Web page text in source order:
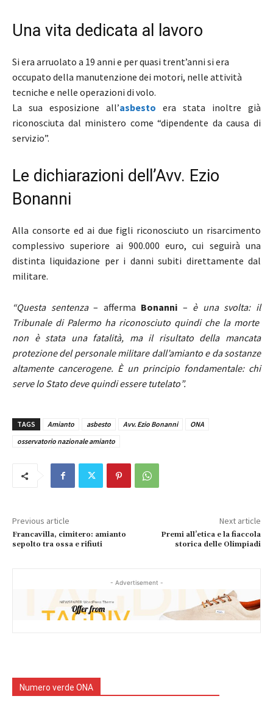
Una vita dedicata al lavoro
Si era arruolato a 19 anni e per quasi trent’anni si era
occupato della manutenzione dei motori, nelle attività
tecniche e nelle operazioni di volo.
La sua esposizione all’asbesto era stata inoltre già
riconosciuta dal ministero come “dipendente da causa di
servizio”.
Le dichiarazioni dell’Avv. Ezio
Bonanni
Alla consorte ed ai due figli riconosciuto un risarcimento
complessivo superiore ai 900.000 euro, cui seguirà una
distinta liquidazione per i danni subiti direttamente dal
militare.
“Questa sentenza– afferma Bonanni – è una svolta: il
Tribunale di Palermo ha riconosciuto quindi che la morte
non è stata una fatalità, ma il risultato della mancata
protezione del personale militare dall’amianto e da sostanze
altamente cancerogene. È un principio fondamentale: chi
serve lo Stato deve quindi essere tutelato”.
TAGS Amianto asbesto Avv. Ezio Bonanni
ONA
osservatorio nazionale amianto
Previous article
Francavilla, cimitero: amianto
sepolto tra ossa e rifiuti
Next article
Premi all’etica e la fiaccola
storica delle Olimpiadi
- Advertisement -
Numero verde ONA